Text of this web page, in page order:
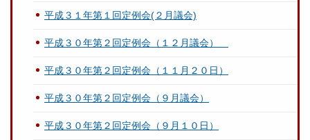
平成３１年第１回定例会(２月議会)
平成３０年第２回定例会（１２月議会）
平成３０年第２回定例会（１１月２０日）
平成３０年第２回定例会（９月議会）
平成３０年第２回定例会（９月１０日）